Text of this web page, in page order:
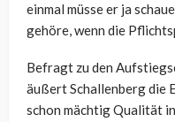
einmal müsse er ja
gehöre, wenn die
Befragt zu den
äußert Schallenberg die
schon mächtig Qualität